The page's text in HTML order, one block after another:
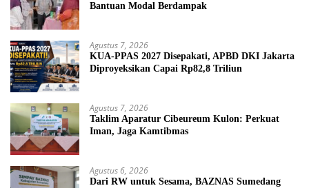
Bantuan Modal Berdampak
Agustus 7, 2026
KUA-PPAS 2027 Disepakati, APBD DKI Jakarta
Diproyeksikan Capai Rp82,8 Triliun
Agustus 7, 2026
Taklim Aparatur Cibeureum Kulon: Perkuat
Iman, Jaga Kamtibmas
Agustus 6, 2026
Dari RW untuk Sesama, BAZNAS Sumedang